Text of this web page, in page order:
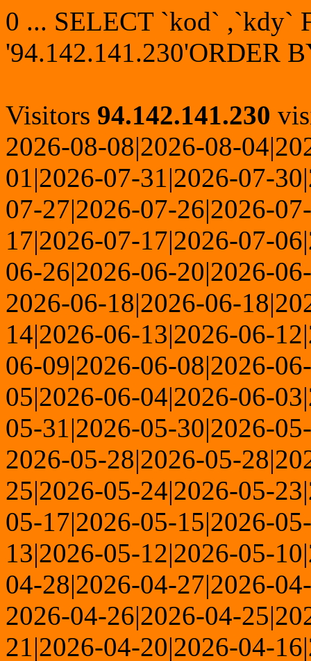
0 ... SELECT `kod` ,`kdy`
'94.142.141.230'ORDER
Visitors 94.142.141.230
2026-08-08|2026-08-
01|2026-07-31|2026-07-
07-27|2026-07-26|2026-
17|2026-07-17|2026-07-
06-26|2026-06-20|2026-
2026-06-18|2026-06-
14|2026-06-13|2026-06-
06-09|2026-06-08|2026-
05|2026-06-04|2026-06-
05-31|2026-05-30|2026-
2026-05-28|2026-05-
25|2026-05-24|2026-05-
05-17|2026-05-15|2026-
13|2026-05-12|2026-05-
04-28|2026-04-27|2026-
2026-04-26|2026-04-
21|2026-04-20|2026-04-